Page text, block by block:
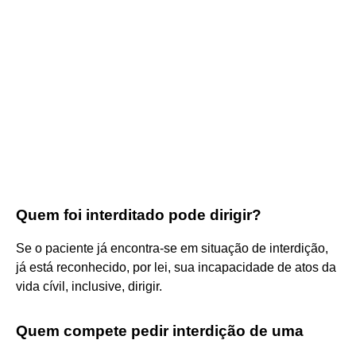
Quem foi interditado pode dirigir?
Se o paciente já encontra-se em situação de interdição,
já está reconhecido, por lei, sua incapacidade de atos da
vida cívil, inclusive, dirigir.
Quem compete pedir interdição de uma